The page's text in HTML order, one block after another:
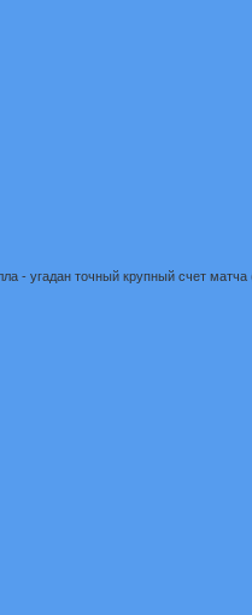
- угадан точный крупный счет